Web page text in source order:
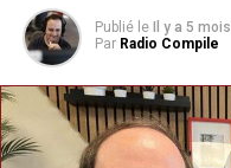
Publié le Il y a 5 mois
Par Radio Compile